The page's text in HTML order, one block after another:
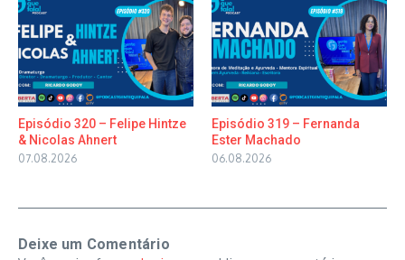
Episódio 320 – Felipe Hintze
& Nicolas Ahnert
07.08.2026
Episódio 319 – Fernanda
Ester Machado
06.08.2026
Deixe um Comentário